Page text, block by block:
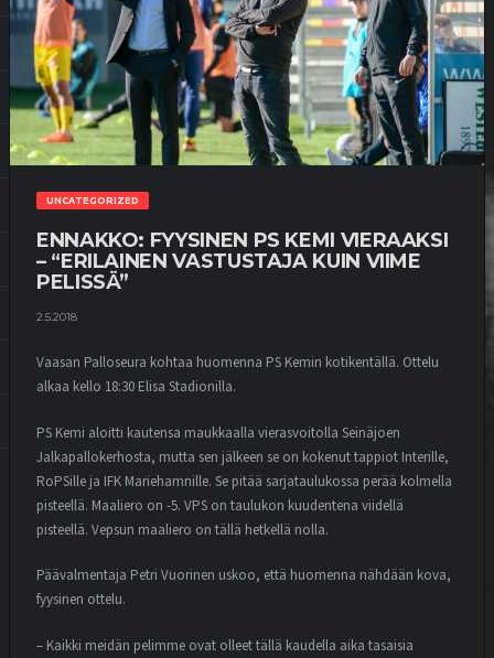
UNCATEGORIZED
ENNAKKO: FYYSINEN PS KEMI VIERAAKSI
– “ERILAINEN VASTUSTAJA KUIN VIIME
PELISSÄ”
2.5.2018
Vaasan Palloseura kohtaa huomenna PS Kemin kotikentällä. Ottelu
alkaa kello 18:30 Elisa Stadionilla.
PS Kemi aloitti kautensa maukkaalla vierasvoitolla Seinäjoen
Jalkapallokerhosta, mutta sen jälkeen se on kokenut tappiot Interille,
RoPSille ja IFK Mariehamnille. Se pitää sarjataulukossa perää kolmella
pisteellä. Maaliero on -5. VPS on taulukon kuudentena viidellä
pisteellä. Vepsun maaliero on tällä hetkellä nolla.
Päävalmentaja Petri Vuorinen uskoo, että huomenna nähdään kova,
fyysinen ottelu.
– Kaikki meidän pelimme ovat olleet tällä kaudella aika tasaisia